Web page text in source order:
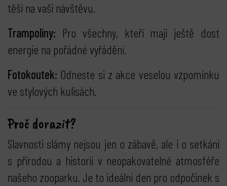
těší na vaši návštěvu.
Trampolíny: Pro všechny, kteří mají ještě dost
energie na pořádné vyřádění.
Fotokoutek: Odneste si z akce veselou vzpomínku
ve stylových kulisách.
Proč dorazit?
Slavnosti slámy nejsou jen o zábavě, ale i o setkání
s přírodou a historií v neopakovatelné atmosféře
našeho zooparku. Je to ideální den pro odpočinek s